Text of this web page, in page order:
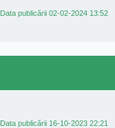
Data publicării 02-02-2024 13:52
Data publicării 16-10-2023 22:21